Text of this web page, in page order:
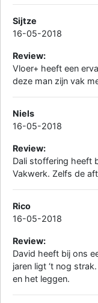
Sijtze
16-05-2018
Review:
Vloer+ heeft een
deze man zijn vak
Niels
16-05-2018
Review:
Dali stoffering heeft
Vakwerk. Zelfs de
Rico
16-05-2018
Review:
David heeft bij ons
jaren ligt ‘t nog
en het leggen.